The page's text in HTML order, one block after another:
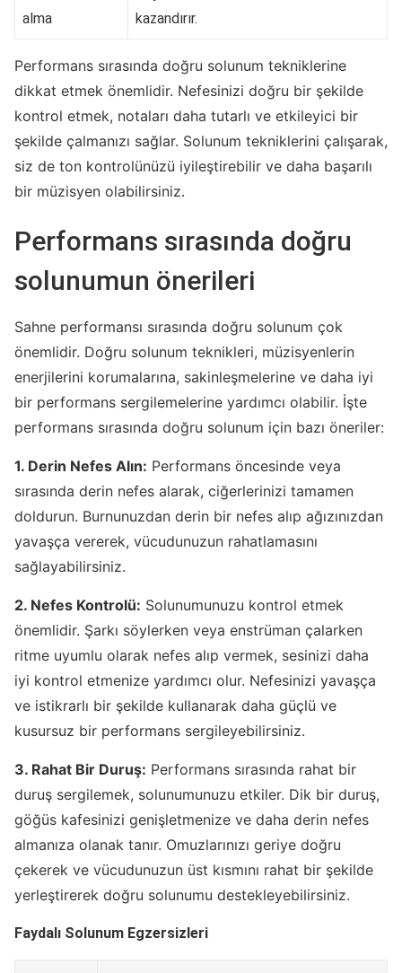
alma
kazandırır.
Performans sırasında doğru solunum tekniklerine
dikkat etmek önemlidir. Nefesinizi doğru bir şekilde
kontrol etmek, notaları daha tutarlı ve etkileyici bir
şekilde çalmanızı sağlar. Solunum tekniklerini çalışarak,
siz de ton kontrolünüzü iyileştirebilir ve daha başarılı
bir müzisyen olabilirsiniz.
Performans sırasında doğru
solunumun önerileri
Sahne performansı sırasında doğru solunum çok
önemlidir. Doğru solunum teknikleri, müzisyenlerin
enerjilerini korumalarına, sakinleşmelerine ve daha iyi
bir performans sergilemelerine yardımcı olabilir. İşte
performans sırasında doğru solunum için bazı öneriler:
1. Derin Nefes Alın: Performans öncesinde veya
sırasında derin nefes alarak, ciğerlerinizi tamamen
doldurun. Burnunuzdan derin bir nefes alıp ağızınızdan
yavaşça vererek, vücudunuzun rahatlamasını
sağlayabilirsiniz.
2. Nefes Kontrolü: Solunumunuzu kontrol etmek
önemlidir. Şarkı söylerken veya enstrüman çalarken
ritme uyumlu olarak nefes alıp vermek, sesinizi daha
iyi kontrol etmenize yardımcı olur. Nefesinizi yavaşça
ve istikrarlı bir şekilde kullanarak daha güçlü ve
kusursuz bir performans sergileyebilirsiniz.
3. Rahat Bir Duruş: Performans sırasında rahat bir
duruş sergilemek, solunumunuzu etkiler. Dik bir duruş,
göğüs kafesinizi genişletmenize ve daha derin nefes
almanıza olanak tanır. Omuzlarınızı geriye doğru
çekerek ve vücudunuzun üst kısmını rahat bir şekilde
yerleştirerek doğru solunumu destekleyebilirsiniz.
Faydalı Solunum Egzersizleri